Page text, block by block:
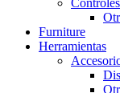
Furniture
Herramientas